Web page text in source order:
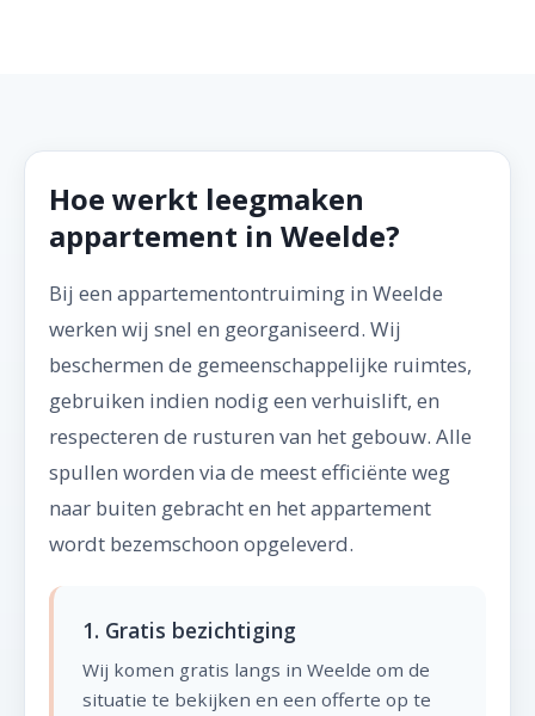
Hoe werkt leegmaken
appartement in Weelde?
Bij een appartementontruiming in Weelde
werken wij snel en georganiseerd. Wij
beschermen de gemeenschappelijke ruimtes,
gebruiken indien nodig een verhuislift, en
respecteren de rusturen van het gebouw. Alle
spullen worden via de meest efficiënte weg
naar buiten gebracht en het appartement
wordt bezemschoon opgeleverd.
1. Gratis bezichtiging
Wij komen gratis langs in Weelde om de
situatie te bekijken en een offerte op te